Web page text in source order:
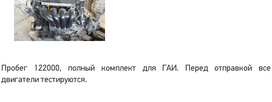
Пробег 122000, полный комплект для ГАИ. Перед отправкой все
двигатели тестируются.